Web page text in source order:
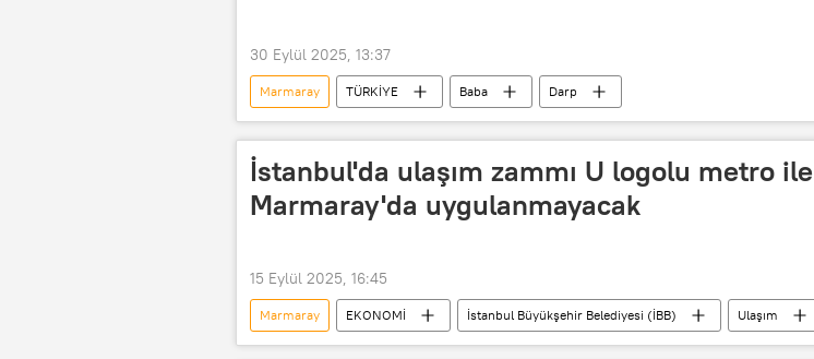
30 Eylül 2025, 13:37
Marmaray TÜRKİYE Baba Darp
İstanbul'da ulaşım zammı U logolu metro ile
Marmaray'da uygulanmayacak
15 Eylül 2025, 16:45
Marmaray EKONOMİ İstanbul Büyükşehir Belediyesi (İBB) Ulaşım
Metro